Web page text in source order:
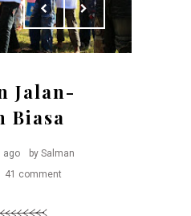
Jalan-
Biasa
ago
by Salman
41 comment